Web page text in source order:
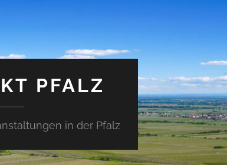
PFALZ
in der Pfalz